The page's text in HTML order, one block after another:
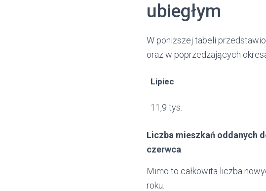
ubiegłym
W poniższej tabeli
oraz w poprzedzających
Lipiec
11,9 tys.
Liczba mieszkań oddanych
czerwca
Mimo to całkowita liczba
roku.